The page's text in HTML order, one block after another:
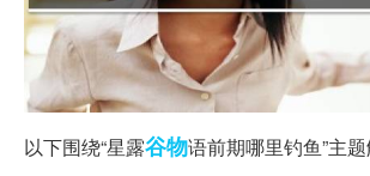
以下围绕“星露谷物语前期哪里钓鱼”主